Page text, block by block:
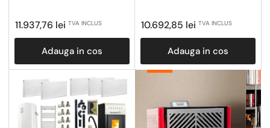
Pret
obisnuit
11.937,76 lei TVA INCLUS
Adauga in cos
Pret
obisnuit
10.692,85 lei TVA INCLUS
Adauga in cos
Pachete